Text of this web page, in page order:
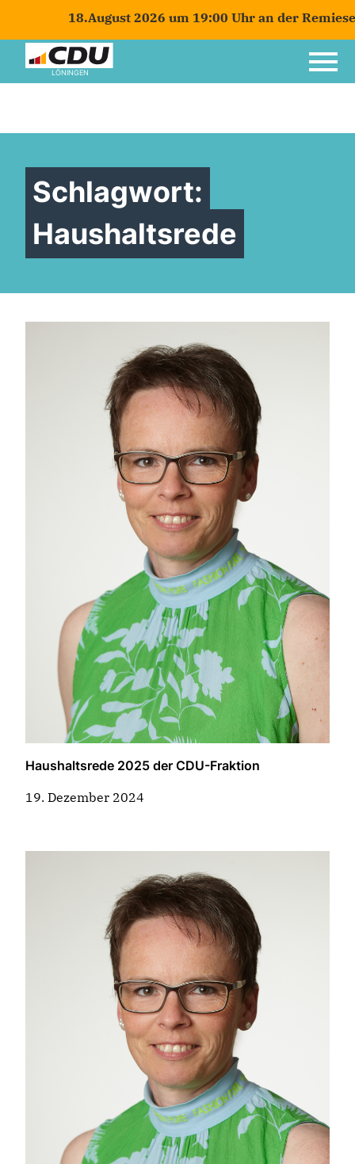
18.August 2026 um 19:00 Uhr an der Remiese
LÖNINGEN
Schlagwort:
Haushaltsrede
Haushaltsrede 2025 der CDU-Fraktion
19. Dezember 2024